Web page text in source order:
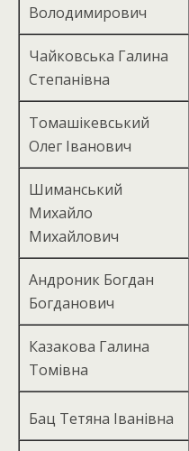
Володимирович
Чайковська Галина
Степанівна
Томашікевський
Олег Іванович
Шиманський
Михайло
Михайлович
Андроник Богдан
Богданович
Казакова Галина
Томівна
Бац Тетяна Іванівна